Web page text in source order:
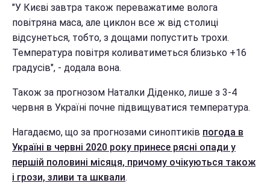
"У Києві завтра також переважатиме волога
повітряна маса, але циклон все ж від столиці
відсунеться, тобто, з дощами попустить трохи.
Температура повітря коливатиметься близько +16
градусів", - додала вона.
Також за прогнозом Наталки Діденко, лише з 3-4
червня в Україні почне підвищуватися температура.
Нагадаємо, що за прогнозами синоптиків погода в
Україні в червні 2020 року принесе рясні опади у
першій половині місяця, причому очікуються також
і грози, зливи та шквали.